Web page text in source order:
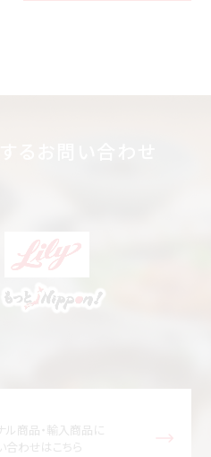
ル商品・輸入商品に
合わせはこちら